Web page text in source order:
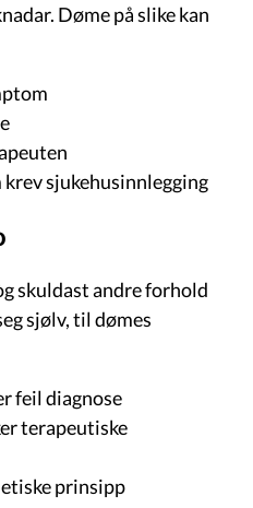
Døme på slike kan
sjukehusinnlegging
skuldast andre forhold
sjølv, til dømes
feil diagnose
terapeutiske
prinsipp